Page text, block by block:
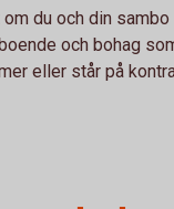
du och din
och bohag
eller står på